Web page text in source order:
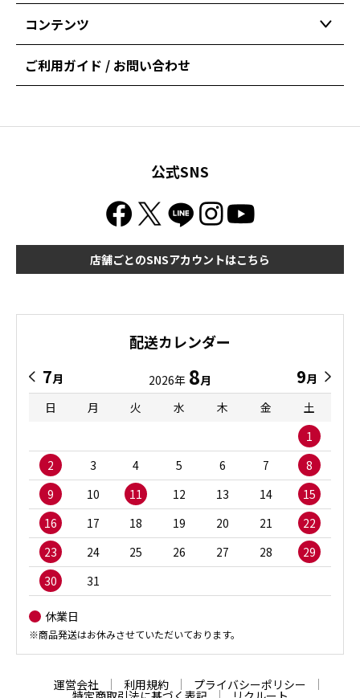
コンテンツ
ご利用ガイド / お問い合わせ
公式SNS
店舗ごとのSNSアカウントはこちら
配送カレンダー
7月 2026年 8月 9月
日
月 火 水 木 金
土
1
2
3 4 5 6 7
8
9
10 11 12 13 14
15
16
17 18 19 20 21
22
23
24 25 26 27 28
29
30
31
休業日
※商品発送はお休みさせていただいております。
運営会社 利用規約 プライバシーポリシー